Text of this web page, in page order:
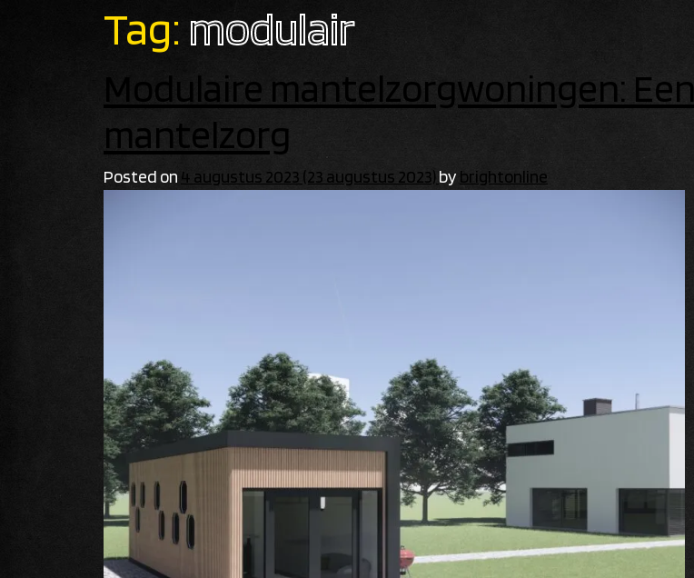
Tag: modulair
Modulaire mantelzorgwoningen:
mantelzorg
Posted on 4 augustus 2023 (23 augustus 2023) by brightonline